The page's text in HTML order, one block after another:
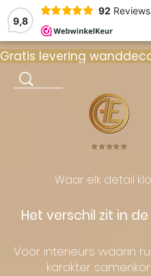
9,8
92 Reviews
Gratis levering
⭐️⭐️⭐️⭐️⭐️
Waar elk detail
Het verschil zit in
Voor interieurs waarin
karakter